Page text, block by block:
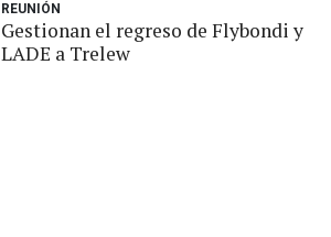
REUNIÓN
Gestionan el regreso de Flybondi y
LADE a Trelew